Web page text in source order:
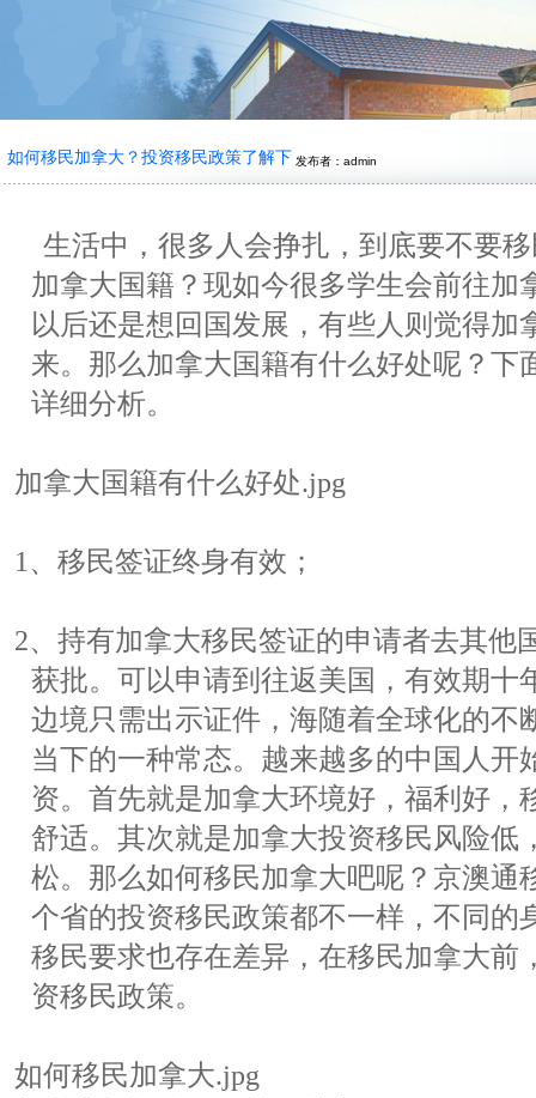
如何移民加拿大？投资移民政策了解下 发布者：admin
生活中，很多人会挣扎，到底要不要
加拿大国籍？现如今很多学生会前往加
以后还是想回国发展，有些人则觉得加
来。那么加拿大国籍有什么好处呢？下
详细分析。
加拿大国籍有什么好处.jpg
1、移民签证终身有效；
2、持有加拿大移民签证的申请者去其他
获批。可以申请到往返美国，有效期十
边境只需出示证件，海随着全球化的不
当下的一种常态。越来越多的中国人开
资。首先就是加拿大环境好，福利好，
舒适。其次就是加拿大投资移民风险低
松。那么如何移民加拿大吧呢？京澳通
个省的投资移民政策都不一样，不同的
移民要求也存在差异，在移民加拿大前
资移民政策。
如何移民加拿大.jpg